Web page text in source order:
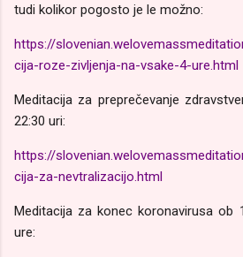
tudi kolikor pogosto je le možno:
https://
cija-roze-zivljenja-na-vsake-4-ure.html
Meditacija za preprečevanje
22:30 uri:
https://
cija-za-nevtralizacijo.html
Meditacija za konec koronavirusa ob
ure: